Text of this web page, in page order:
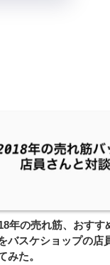
年の売れ筋、おすす
バスケショップの店
みた。